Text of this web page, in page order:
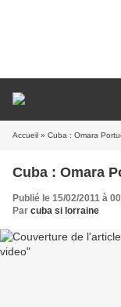
Accueil » Cuba : Omara
Cuba : Omara
Publié le 15/02/2011 à
Par cuba si lorraine